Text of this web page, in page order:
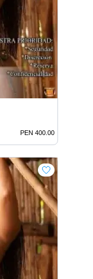
PEN 400.00